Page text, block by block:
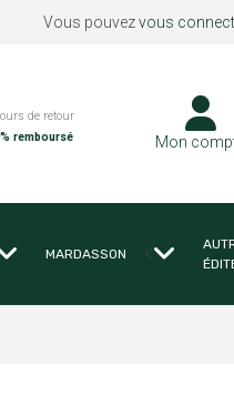
Vous pouvezvous
de retour
remboursé
Mon
MARDASSON <